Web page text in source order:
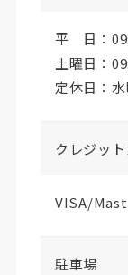
平 日：
土曜日：
定休日：
クレジッ
VISA/
駐車場